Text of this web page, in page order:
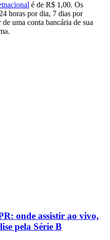
é de R$ 1,00. Os
horas por dia, 7 dias por
uma conta bancária de sua
onde assistir ao vivo,
pela Série B